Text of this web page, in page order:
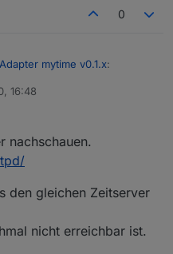
0
mytime v0.1.x:
16:48
nachschauen.
den gleichen Zeitserver
nicht erreichbar ist.